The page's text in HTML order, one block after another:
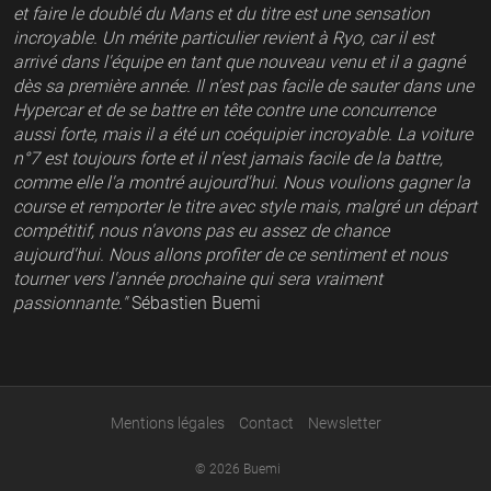
et faire le doublé du Mans et du titre est une sensation
incroyable. Un mérite particulier revient à Ryo, car il est
arrivé dans l'équipe en tant que nouveau venu et il a gagné
dès sa première année. Il n'est pas facile de sauter dans une
Hypercar et de se battre en tête contre une concurrence
aussi forte, mais il a été un coéquipier incroyable. La voiture
n°7 est toujours forte et il n'est jamais facile de la battre,
comme elle l'a montré aujourd'hui. Nous voulions gagner la
course et remporter le titre avec style mais, malgré un départ
compétitif, nous n'avons pas eu assez de chance
aujourd'hui. Nous allons profiter de ce sentiment et nous
tourner vers l'année prochaine qui sera vraiment
passionnante."Sébastien Buemi
Mentions légales Contact Newsletter
© 2026 Buemi